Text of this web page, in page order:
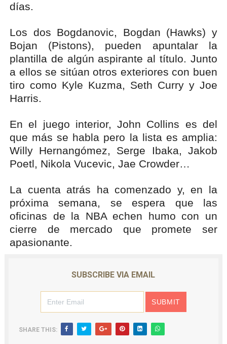
días.
Los dos Bogdanovic, Bogdan (Hawks) y
Bojan (Pistons), pueden apuntalar la
plantilla de algún aspirante al título. Junto
a ellos se sitúan otros exteriores con buen
tiro como Kyle Kuzma, Seth Curry y Joe
Harris.
En el juego interior, John Collins es del
que más se habla pero la lista es amplia:
Willy Hernangómez, Serge Ibaka, Jakob
Poetl, Nikola Vucevic, Jae Crowder…
La cuenta atrás ha comenzado y, en la
próxima semana, se espera que las
oficinas de la NBA echen humo con un
cierre de mercado que promete ser
apasionante.
SUBSCRIBE VIA EMAIL
SHARE THIS: